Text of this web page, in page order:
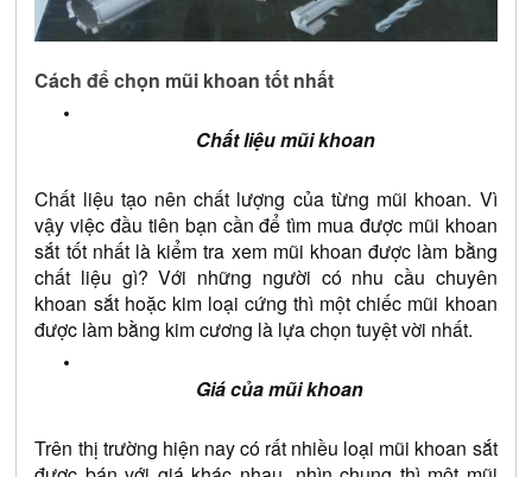
Cách để chọn mũi khoan tốt nhất
Chất liệu mũi khoan
Chất liệu tạo nên chất lượng của từng mũi khoan. Vì
vậy việc đầu tiên bạn cần để tìm mua được mũi khoan
sắt tốt nhất là kiểm tra xem mũi khoan được làm bằng
chất liệu gì? Với những người có nhu cầu chuyên
khoan sắt hoặc kim loại cứng thì một chiếc mũi khoan
được làm bằng kim cương là lựa chọn tuyệt vời nhất.
Giá của mũi khoan
Trên thị trường hiện nay có rất nhiều loại mũi khoan sắt